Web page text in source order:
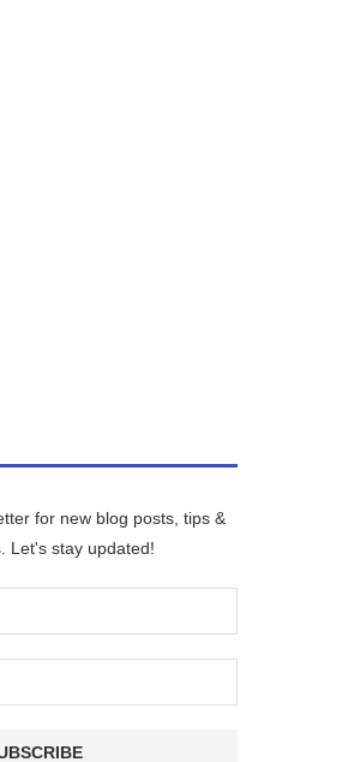
for new blog posts, tips &
Let's stay updated!